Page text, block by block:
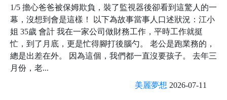
1/5 擔心爸爸被保姆欺負，裝了監視器後卻看到這驚人的一
幕，沒想到會是這樣！ 以下為故事當事人口述狀況：江小
姐 35歲 會計 我在一家公司做財務工作，平時工作就挺
忙，到了月底，更是忙得腳打後腦勺。 老公是跑業務的，
總是出差在外。 因為這個，我們都一直沒要孩子。 去年三
月份，老...
美麗夢想 2026-07-11